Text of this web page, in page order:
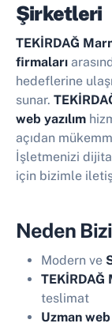
Şirketleri
TEKİRDAĞ
firmaları
hedeflerine
sunar.
web yazılım
açıdan
İşletmenizi
için bizimle
Neden
Modern ve
TEKİRDAĞ
teslimat
Uzman web